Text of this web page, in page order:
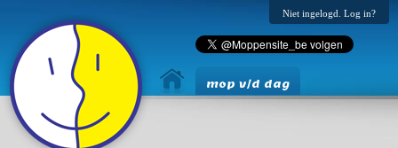
Niet ingelogd. Log in?
mop v/d dag